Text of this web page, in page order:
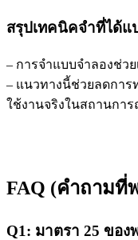
สรุปเทคนิคจำที่ได้แ
– การจำแบบจำลองช่ว
– แนวทางนี้ช่วยลดการ
ใช้งานจริงในสถานกา
FAQ (คำถามที่
Q1: มาตรา 25 ขอ